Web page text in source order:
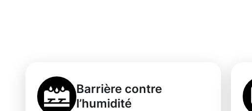
Barrière contre
l’humidité